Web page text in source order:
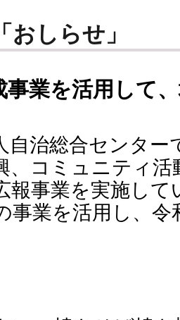
しらせ」
事業を活用して
治総合センター
、コミュニティ
報事業を実施して
事業を活用し、令